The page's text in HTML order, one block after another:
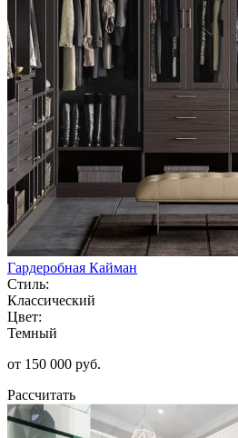
Гардеробная Кайман
Стиль:
Классический
Цвет:
Темный
от 150 000 руб.
Рассчитать